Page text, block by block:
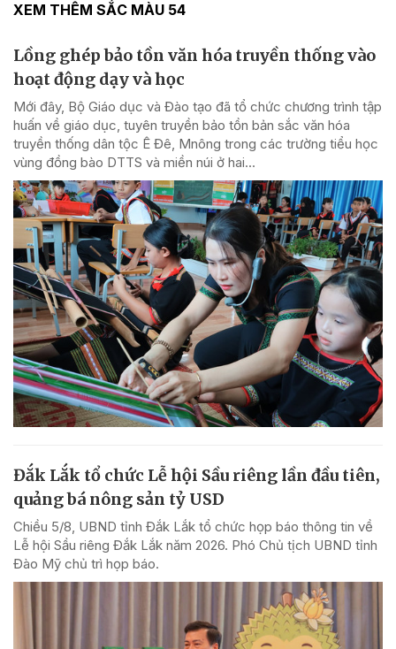
XEM THÊM SẮC MÀU 54
Lồng ghép bảo tồn văn hóa truyền thống vào
hoạt động dạy và học
Mới đây, Bộ Giáo dục và Đào tạo đã tổ chức chương trình tập
huấn về giáo dục, tuyên truyền bảo tồn bản sắc văn hóa
truyền thống dân tộc Ê Đê, Mnông trong các trường tiểu học
vùng đồng bào DTTS và miền núi ở hai...
Đắk Lắk tổ chức Lễ hội Sầu riêng lần đầu tiên,
quảng bá nông sản tỷ USD
Chiều 5/8, UBND tỉnh Đắk Lắk tổ chức họp báo thông tin về
Lễ hội Sầu riêng Đắk Lắk năm 2026. Phó Chủ tịch UBND tỉnh
Đào Mỹ chủ trì họp báo.